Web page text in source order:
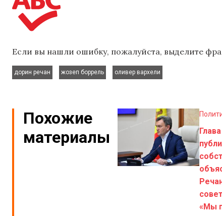
Если вы нашли ошибку, пожалуйста, выделите
дорин речан
жозеп боррель
оливер вархели
Похожие
материалы
«Мы